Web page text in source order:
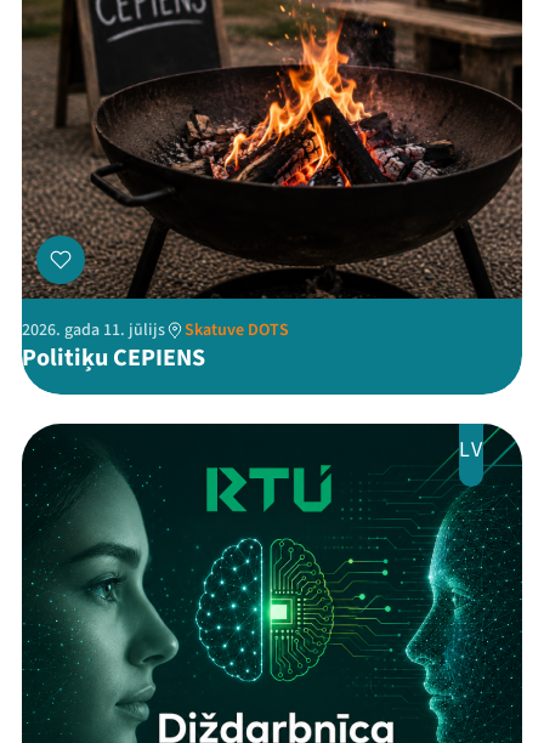
Programma
Arhīvs
Viņi bija LAMPĀ 2026
Jaunumi
Veikals
Kontakti
ThreadsFacebookYoutube
X Instagram
Flick TikTok
2026. gada 11. jūlijs Skatuve DOTS
Politiķu CEPIENS
LV